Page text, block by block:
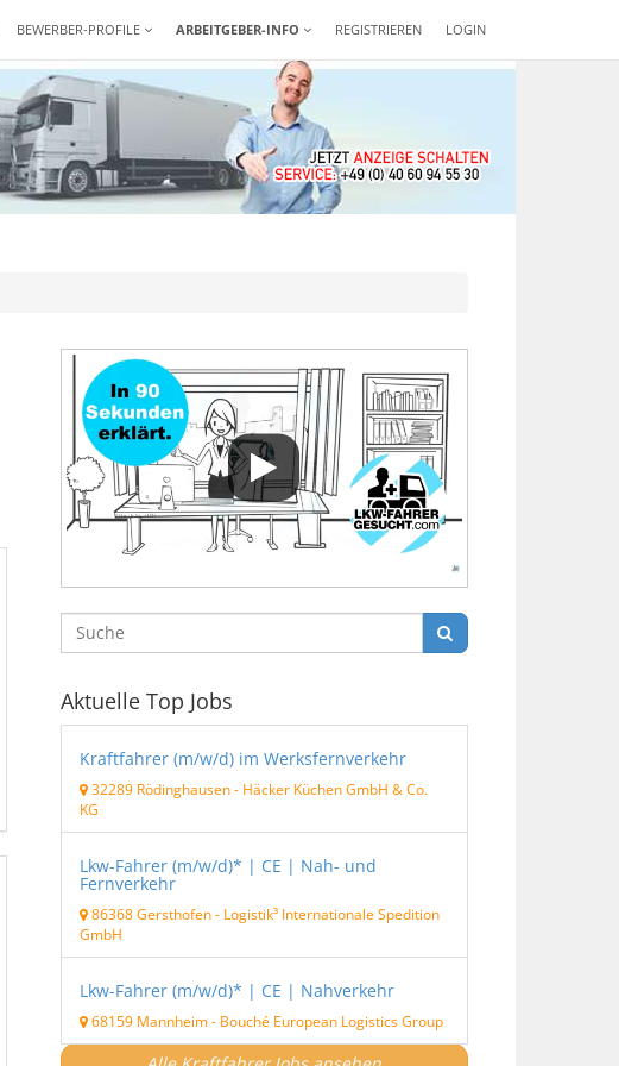
REGISTRIEREN LOGIN
BEWERBER-PROFILE ARBEITGEBER-INFO
Aktuelle Top Jobs
Kraftfahrer (m/w/d) im Werksfernverkehr
32289 Rödinghausen - Häcker Küchen GmbH & Co.
KG
Lkw-Fahrer (m/w/d)* | CE | Nah- und
Fernverkehr
86368 Gersthofen - Logistik³ Internationale Spedition
GmbH
Lkw-Fahrer (m/w/d)* | CE | Nahverkehr
68159 Mannheim - Bouché European Logistics Group